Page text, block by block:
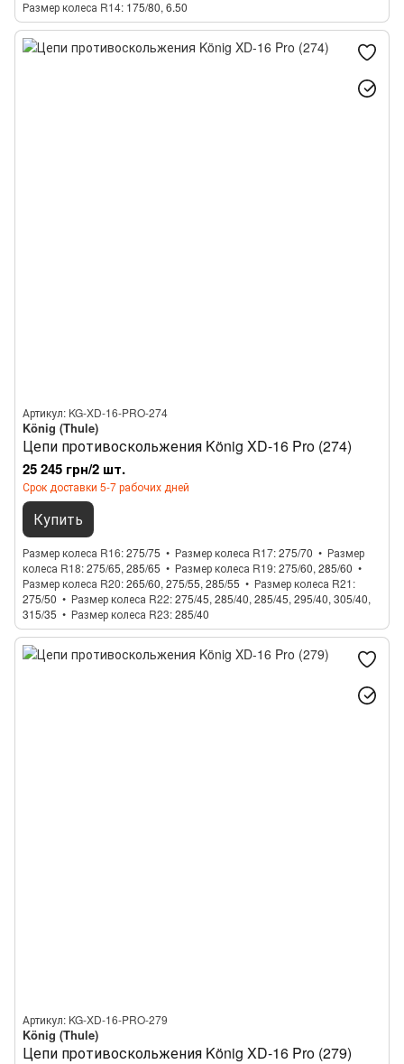
Размер колеса R14 175/80, 6.50
Артикул: KG-XD-16-PRO-274
König (Thule)
Цепи противоскольжения König XD-16 Pro (274)
25 245 грн/2 шт.
Срок доставки 5-7 рабочих дней
Купить
Размер колеса R16 275/75 Размер колеса R17 275/70
Размер
колеса R18 275/65, 285/65 Размер колеса R19 275/60, 285/60
Размер колеса R20 265/60, 275/55, 285/55
Размер колеса R21
275/50
Размер колеса R22 275/45, 285/40, 285/45, 295/40, 305/40,
315/35
Размер колеса R23 285/40
Артикул: KG-XD-16-PRO-279
König (Thule)
Цепи противоскольжения König XD-16 Pro (279)